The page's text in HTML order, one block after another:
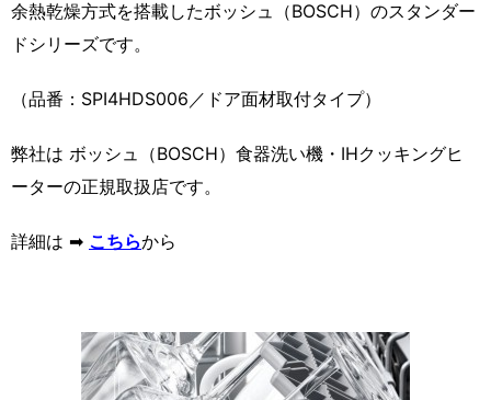
余熱乾燥方式を搭載したボッシュ（BOSCH）のスタンダー
ドシリーズです。
（品番：SPI4HDS006／ドア面材取付タイプ）
弊社は ボッシュ（BOSCH）食器洗い機・IHクッキングヒ
ーターの正規取扱店です。
詳細は ➡ こちらから